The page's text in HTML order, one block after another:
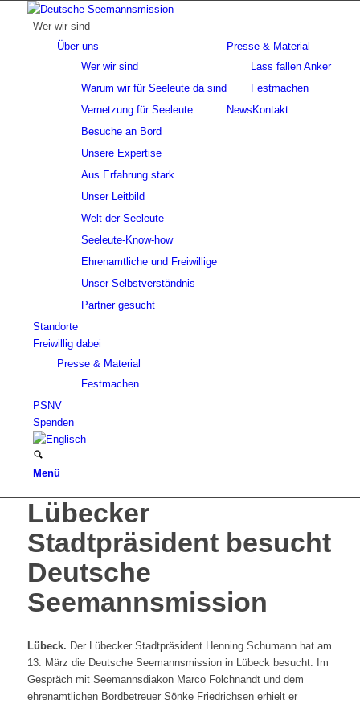
Wer wir sind
Über uns
Wer wir sind
Warum wir für Seeleute da sind
Vernetzung für Seeleute
Besuche an Bord
Unsere Expertise
Aus Erfahrung stark
Unser Leitbild
Welt der Seeleute
Seeleute-Know-how
Ehrenamtliche und Freiwillige
Unser Selbstverständnis
Partner gesucht
Presse & Material
Lass fallen Anker
Festmachen
News Kontakt
Standorte
Freiwillig dabei
Presse & Material
Festmachen
PSNV
Spenden
Menü
Lübecker
Stadtpräsident besucht
Deutsche
Seemannsmission
Lübeck. Der Lübecker Stadtpräsident Henning Schumann hat am
13. März die Deutsche Seemannsmission in Lübeck besucht. Im
Gespräch mit Seemannsdiakon Marco Folchnandt und dem
ehrenamtlichen Bordbetreuer Sönke Friedrichsen erhielt er